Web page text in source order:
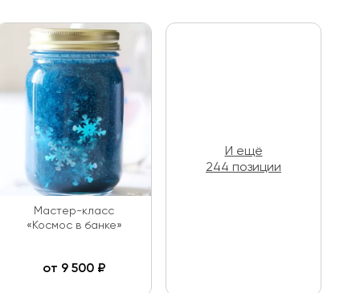
Мастер-класс
«Космос в банке»
от 9 500₽
И ещё
244 позиции